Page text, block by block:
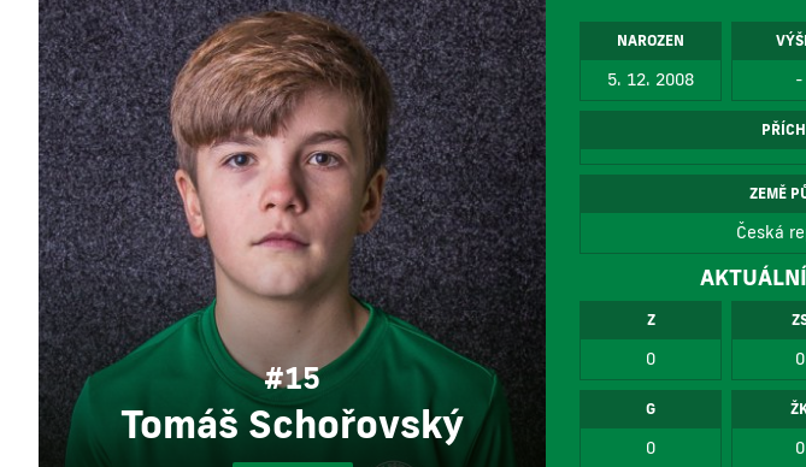
#15
Tomáš Schořovský
NAROZEN
5. 12. 2008 -
ZEMĚ
Česká
Z
0 0
G
0 0